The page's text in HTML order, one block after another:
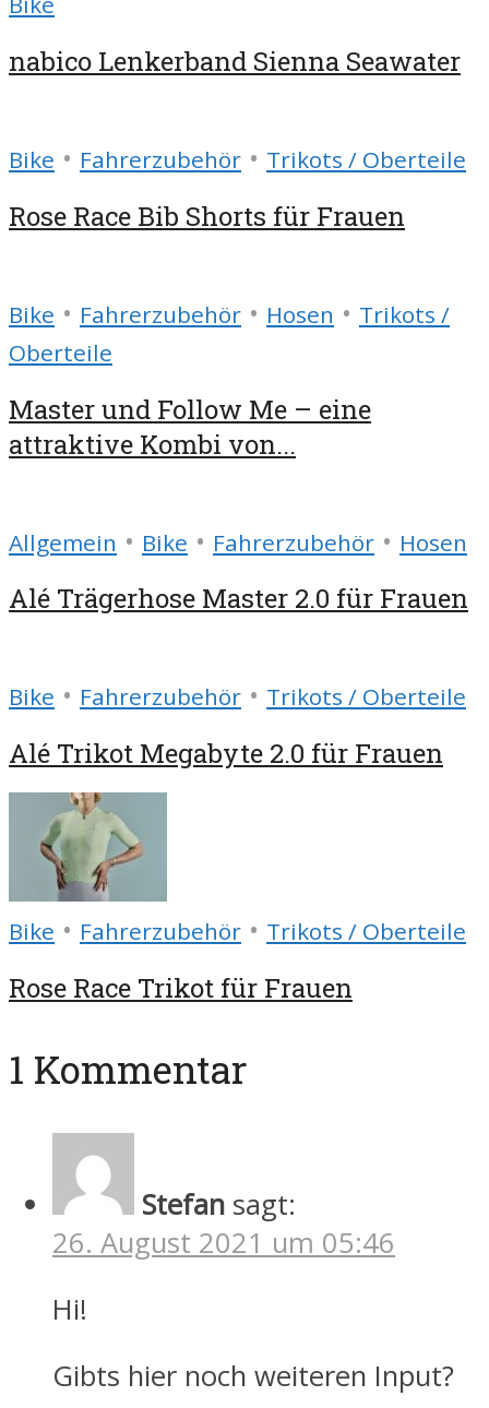
nabico Lenkerband Sienna Seawater
Bike • Fahrerzubehör • Trikots / Oberteile
Rose Race Bib Shorts für Frauen
Bike • Fahrerzubehör • Hosen • Trikots /
Oberteile
Master und Follow Me – eine
attraktive Kombi von...
Allgemein • Bike • Fahrerzubehör • Hosen
Alé Trägerhose Master 2.0 für Frauen
Bike • Fahrerzubehör • Trikots / Oberteile
Alé Trikot Megabyte 2.0 für Frauen
Bike • Fahrerzubehör • Trikots / Oberteile
Rose Race Trikot für Frauen
1 Kommentar
Stefan sagt:
26. August 2021 um 05:46
Hi!
Gibts hier noch weiteren Input?